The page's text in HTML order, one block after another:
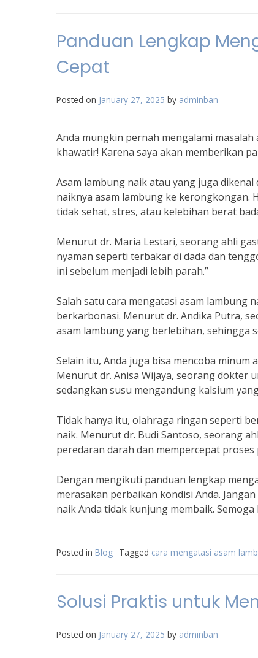
Panduan Lengkap
Cepat
Posted on January 27, 2025 by adminban
Anda mungkin pernah mengalami
khawatir! Karena saya akan memberikan
Asam lambung naik atau yang juga
naiknya asam lambung ke
tidak sehat, stres, atau kelebihan berat
Menurut dr. Maria Lestari, seorang ahli
nyaman seperti terbakar di dada dan
ini sebelum menjadi lebih parah.”
Salah satu cara mengatasi asam lambung
berkarbonasi. Menurut dr. Andika Putra,
asam lambung yang berlebihan, sehingga
Selain itu, Anda juga bisa mencoba
Menurut dr. Anisa Wijaya, seorang dokter
sedangkan susu mengandung kalsium
Tidak hanya itu, olahraga ringan seperti
naik. Menurut dr. Budi Santoso, seorang
peredaran darah dan mempercepat
Dengan mengikuti panduan lengkap
merasakan perbaikan kondisi Anda.
naik Anda tidak kunjung membaik.
Posted in Blog Tagged cara mengatasi asam
Solusi Praktis untuk
Posted on January 27, 2025 by adminban